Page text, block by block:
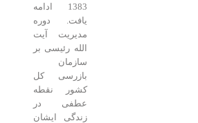
1383 ادامه
یافت. دوره
مدیریت آیت
الله رئیسی بر
بازرسی کل
کشور نقطه
عطفی در
زندگی ایشان